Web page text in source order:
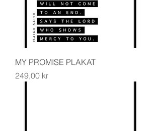
MY PROMISE PLAKAT
Pris
249,00 kr